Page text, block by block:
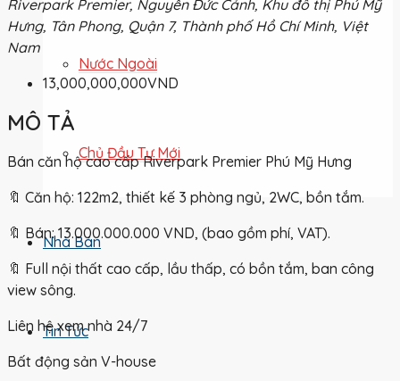
Nước Ngoài
Chủ Đầu Tư Mới
Nhà Bán
Tin Tức
Riverpark Premier, Nguyễn Đức Cảnh, Khu đô thị Phú Mỹ
Hưng, Tân Phong, Quận 7, Thành phố Hồ Chí Minh, Việt
Nam
13,000,000,000VND
MÔ TẢ
Bán căn hộ cao cấp Riverpark Premier Phú Mỹ Hưng
🔖 Căn hộ: 122m2, thiết kế 3 phòng ngủ, 2WC, bồn tắm.
🔖 Bán: 13.000.000.000 VND, (bao gồm phí, VAT).
🔖 Full nội thất cao cấp, lầu thấp, có bồn tắm, ban công
view sông.
Liên hệ xem nhà 24/7
Bất động sản V-house